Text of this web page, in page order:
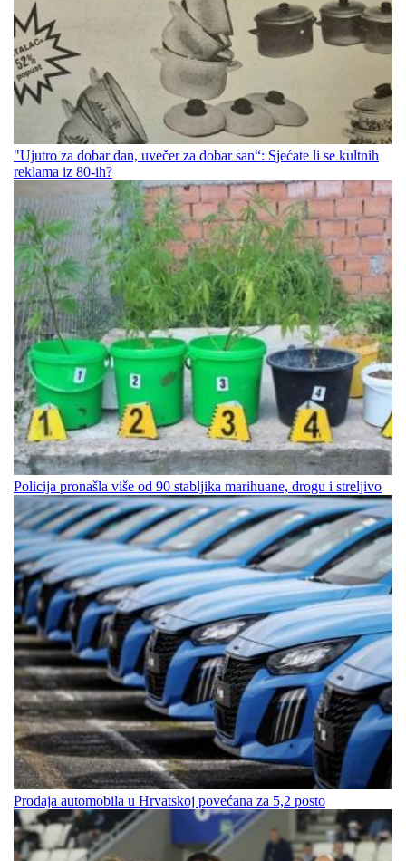
"Ujutro za dobar dan, uvečer za dobar san“: Sjećate li se kultnih
reklama iz 80-ih?
Policija pronašla više od 90 stabljika marihuane, drogu i streljivo
Prodaja automobila u Hrvatskoj povećana za 5,2 posto